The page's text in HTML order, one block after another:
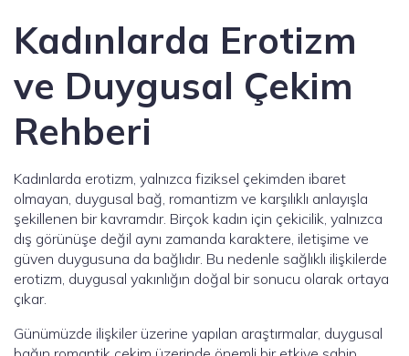
Kadınlarda Erotizm
ve Duygusal Çekim
Rehberi
Kadınlarda erotizm, yalnızca fiziksel çekimden ibaret
olmayan, duygusal bağ, romantizm ve karşılıklı anlayışla
şekillenen bir kavramdır. Birçok kadın için çekicilik, yalnızca
dış görünüşe değil aynı zamanda karaktere, iletişime ve
güven duygusuna da bağlıdır. Bu nedenle sağlıklı ilişkilerde
erotizm, duygusal yakınlığın doğal bir sonucu olarak ortaya
çıkar.
Günümüzde ilişkiler üzerine yapılan araştırmalar, duygusal